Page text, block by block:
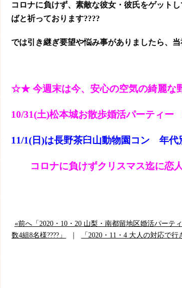
コロナに負けず、素敵な彼女・彼氏をゲット
ばと祈っております????
では引き継ぎ要望や悩み事がありましたら、
☆★ 今週末は今、安心の空気の綺麗
10/31(土)松本城お散歩婚活パーティ
11/1(日)は長野茶臼山動物園コン 年
コロナに負けずクリスマス迄に恋人
«前へ「2020・10・20 山梨・南都留地区婚活パー
数4組8名様????」
「2020・11・4 大人の対応で